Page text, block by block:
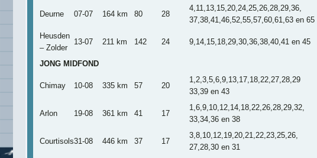
Deurne 07-07 164 km 80 28
4,11,13,15,20,24,25,26,28,29,36,
37,38,41,46,52,55,57,60,61,63 en 65
Heusden
– Zolder
13-07 211 km 142 24 9,14,15,18,29,30,36,38,40,41 en 45
JONG MIDFOND
Chimay 10-08 335 km 57 20
1,2,3,5,6,9,13,17,18,22,27,28,29
33,39 en 43
Arlon 19-08 361 km 41 17
1,6,9,10,12,14,18,22,26,28,29,32,
33,34,36 en 38
Courtisols31-08 446 km 37 17
3,8,10,12,19,20,21,22,23,25,26,
27,28,30 en 31